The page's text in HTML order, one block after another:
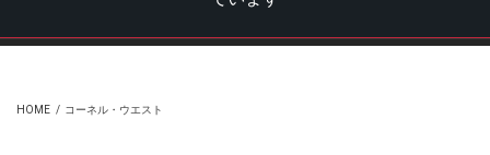
HOME / コーネル・ウエスト